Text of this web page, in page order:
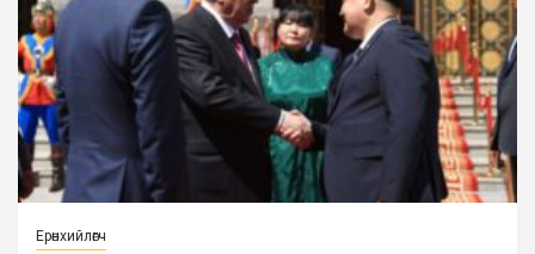
Ерөнхийлөгч